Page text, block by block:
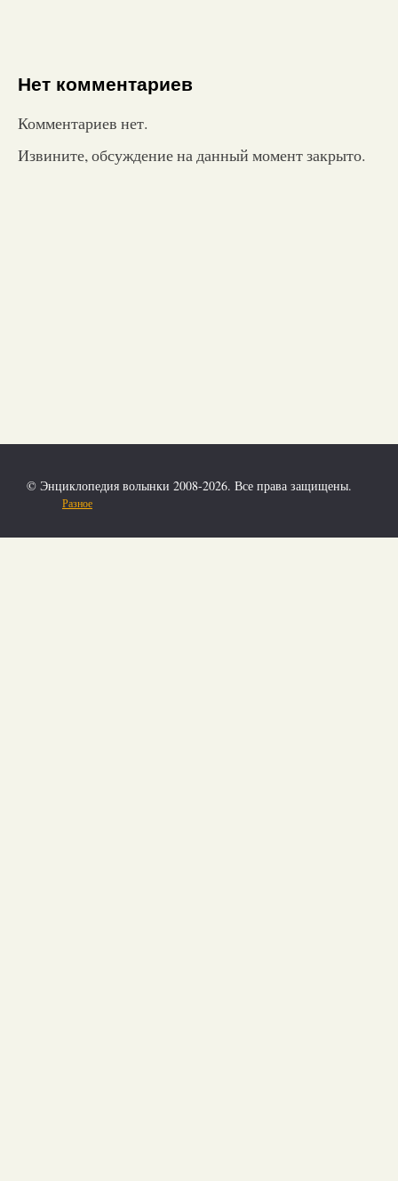
Нет комментариев
Комментариев нет.
Извините, обсуждение на данный момент закрыто.
© Энциклопедия волынки 2008-2026. Все права защищены.
Разное